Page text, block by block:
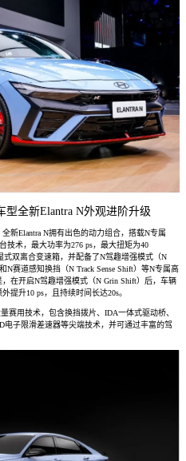
全新Elantra N外观进阶升级
新Elantra N拥有出色的动力组合，搭载N专属
技术，最大功率为276 ps，最大扭矩为40
式双离合变速箱，并配备了N驾趣增强模式（N
N赛道感知换挡（N Track Sense Shift）等N专属高
在开启N驾趣增强模式（N Grin Shift）后，车辆
提升10 ps，且持续时间长达20s。
赛用技术，包含换挡拨片、IDA一体式驱动桥、
电子限滑差速器等尖端技术，并可通过丰富的驾